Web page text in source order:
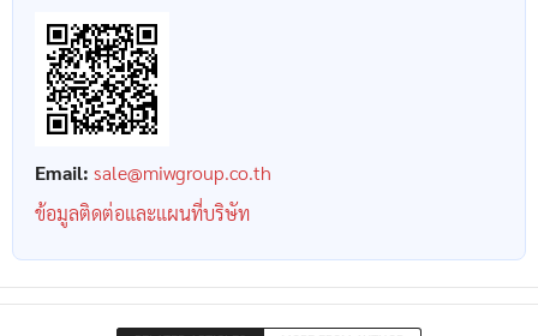
Email: sale@miwgroup.co.th
ข้อมูลติดต่อและแผนที่บริษัท